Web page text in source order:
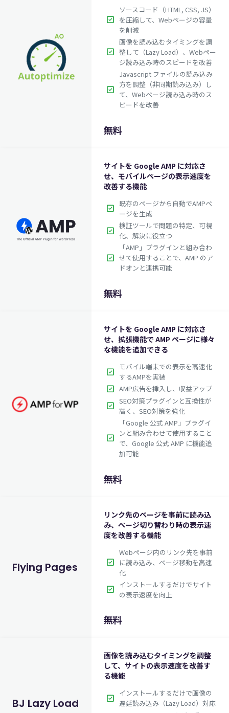
check_box
ソースコード（HTML, CSS, JS）
を圧縮して、Webページの容量
を削減
check_box
画像を読み込むタイミングを調
整して（Lazy Load）、Webペー
ジ読み込み時のスピードを改善
check_box
Javascript ファイルの読み込み
方を調整（非同期読み込み）し
て、Webページ読み込み時のス
ピードを改善
無料
サイトを Google AMP に対応さ
せ、モバイルページの表示速度を
改善する機能
check_box 既存のページから自動でAMPペ
ージを生成
check_box 検証ツールで問題の特定、可視
化、解決に役立つ
check_box
「AMP」プラグインと組み合わ
せて使用することで、AMP のア
ドオンと連携可能
無料
サイトを Google AMP に対応さ
せ、拡張機能で AMP ページに様々
な機能を追加できる
check_box モバイル端末での表示を高速化
するAMPを実装
check_box AMP広告を挿入し、収益アップ
check_box SEO対策プラグインと互換性が
高く、SEO対策を強化
check_box
「Google 公式 AMP」プラグイ
ンと組み合わせて使用すること
で、Google 公式 AMP に機能追
加可能
無料
Flying Pages
リンク先のページを事前に読み込
み、ページ切り替わり時の表示速
度を改善する機能
check_box
Webページ内のリンク先を事前
に読み込み、ページ移動を高速
化
check_box インストールするだけでサイト
の表示速度を向上
無料
BJ Lazy Load
画像を読み込むタイミングを調整
して、サイトの表示速度を改善す
る機能
check_box インストールするだけで画像の
遅延読み込み（Lazy Load）対応